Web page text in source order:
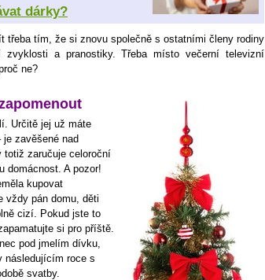
dárky?
třeba tím, že si znovu společně s ostatními členy rodiny
zvyklosti a pranostiky. Třeba místo večerní televizní
ne?
Určitě jej už máte
je zavěšené nad
totiž zaručuje celoroční
domácnost. A pozor!
kupovat
vždy pán domu, děti
cizí. Pokud jste to
si pro příště.
pod jmelím dívku,
následujícím roce s
svatby.